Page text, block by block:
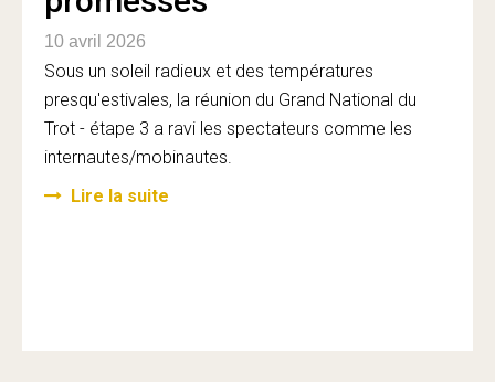
10 avril 2026
Sous un soleil radieux et des températures
presqu'estivales, la réunion du Grand National du
Trot - étape 3 a ravi les spectateurs comme les
internautes/mobinautes.
Lire la suite